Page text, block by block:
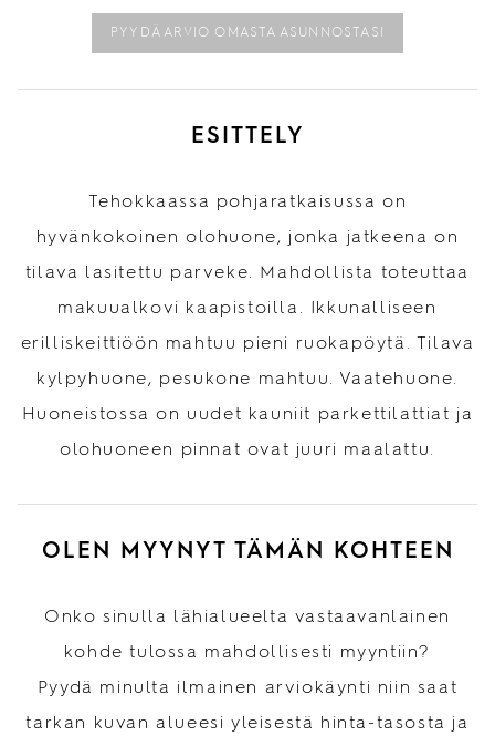
PYYDÄ ARVIO OMASTA ASUNNOSTASI
ESITTELY
Tehokkaassa pohjaratkaisussa on
hyvänkokoinen olohuone, jonka jatkeena on
tilava lasitettu parveke. Mahdollista toteuttaa
makuualkovi kaapistoilla. Ikkunalliseen
erilliskeittiöön mahtuu pieni ruokapöytä. Tilava
kylpyhuone, pesukone mahtuu. Vaatehuone.
Huoneistossa on uudet kauniit parkettilattiat ja
olohuoneen pinnat ovat juuri maalattu.
OLEN MYYNYT TÄMÄN KOHTEEN
Onko sinulla lähialueelta vastaavanlainen
kohde tulossa mahdollisesti myyntiin?
Pyydä minulta ilmainen arviokäynti niin saat
tarkan kuvan alueesi yleisestä hinta-tasosta ja